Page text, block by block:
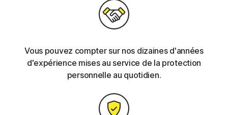
Vous pouvez compter sur nos dizaines d'années
d'expérience mises au service de la protection
personnelle au quotidien.